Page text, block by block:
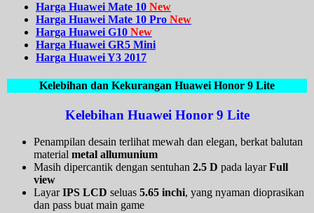
Harga Huawei Mate 10 New
Harga Huawei Mate 10 Pro New
Harga Huawei G10 New
Harga Huawei GR5 Mini
Harga Huawei Y3 2017
Kelebihan dan Kekurangan Huawei Honor 9 Lite
Kelebihan Huawei Honor 9 Lite
Penampilan desain terlihat mewah dan elegan, berkat balutan
material metal allumunium
Masih dipercantik dengan sentuhan 2.5 D pada layarFull
view
LayarIPS LCD seluas 5.65 inchi, yang nyaman dioprasikan
dan pass buat main game